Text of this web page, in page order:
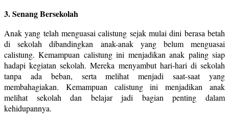
3. Senang Bersekolah
Anak yang telah menguasai calistung sejak mulai dini berasa betah
di sekolah dibandingkan anak-anak yang belum menguasai
calistung. Kemampuan calistung ini menjadikan anak paling siap
hadapi kegiatan sekolah. Mereka menyambut hari-hari di sekolah
tanpa ada beban, serta melihat menjadi saat-saat yang
membahagiakan. Kemampuan calistung ini menjadikan anak
melihat sekolah dan belajar jadi bagian penting dalam
kehidupannya.